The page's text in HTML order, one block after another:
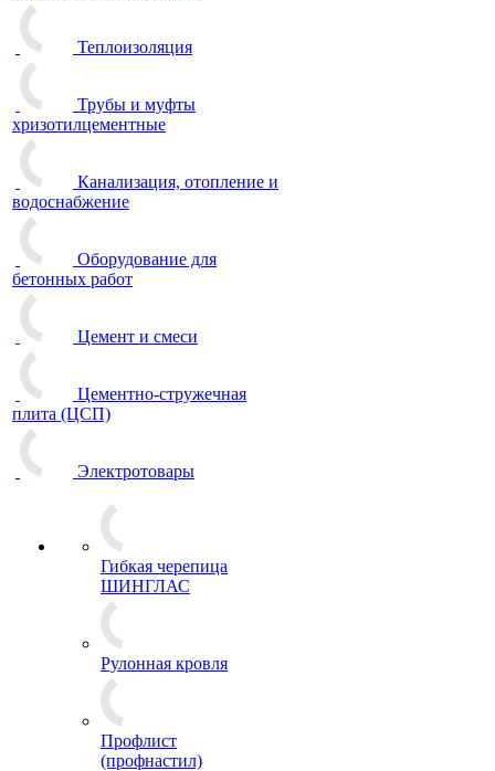
Теплоизоляция
Трубы и муфты
хризотилцементные
Канализация, отопление и
водоснабжение
Оборудование для
бетонных работ
Цемент и смеси
Цементно-стружечная
плита (ЦСП)
Электротовары
Гибкая черепица
ШИНГЛАС
Рулонная кровля
Профлист
(профнастил)